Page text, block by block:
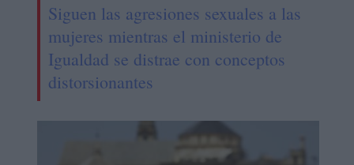
Siguen las agresiones sexuales a las
mujeres mientras el ministerio de
Igualdad se distrae con conceptos
distorsionantes